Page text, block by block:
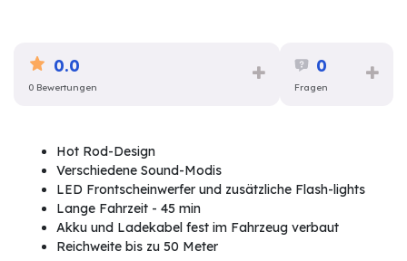
0.0
0 Bewertungen
0
Fragen
Hot Rod-Design
Verschiedene Sound-Modis
LED Frontscheinwerfer und zusätzliche Flash-lights
Lange Fahrzeit - 45 min
Akku und Ladekabel fest im Fahrzeug verbaut
Reichweite bis zu 50 Meter